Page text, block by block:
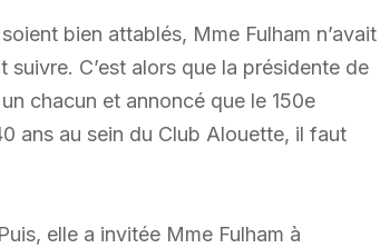
bien attablés, Mme Fulham n’avait
C’est alors que la présidente de
chacun et annoncé que le 150e
ans au sein du Club Alouette, il faut
elle a invitée Mme Fulham à